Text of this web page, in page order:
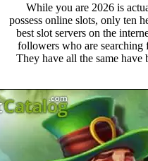
While you are
possess online slots,
best slot servers on
followers who are
They have all the